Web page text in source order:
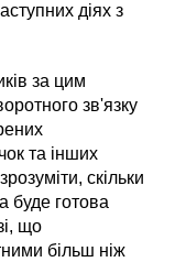
діях з
за цим
зв'язку
та інших
скільки
буде готова
що
більш ніж